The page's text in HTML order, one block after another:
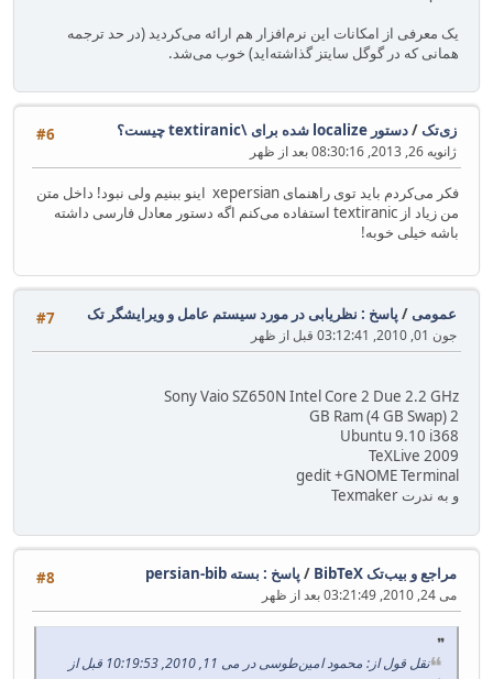
یک معرفی از امکانات این نرم‌افزار هم ارائه می‌کردید (در حد ترجمه
همانی که در گوگل سایتز گذاشته‌اید) خوب می‌شد.
#6 زی‌تک/دستور localize شده برای \textiranic چیست؟
ژانویه 26, 2013, 08:30:16 بعد از ظهر
فکر می‌کردم باید توی راهنمای xepersian اینو ببنیم ولی نبود! داخل متن
من زیاد از textiranic استفاده می‌کنم اگه دستور معادل فارسی داشته
باشه خیلی خوبه!
#7 عمومی / پاسخ : نظریابی در مورد سیستم عامل و ویرایشگر تک
جون 01, 2010, 03:12:41 قبل از ظهر
Sony Vaio SZ650N Intel Core 2 Due 2.2 GHz
2 GB Ram (4 GB Swap)
Ubuntu 9.10 i368
TeXLive 2009
gedit +GNOME Terminal
و به ندرت Texmaker
#8 مراجع و بیب‌تک BibTeX / پاسخ : بسته persian-bib
می 24, 2010, 03:21:49 بعد از ظهر
نقل قول از: محمود امین‌طوسی در می 11, 2010, 10:19:53 قبل از